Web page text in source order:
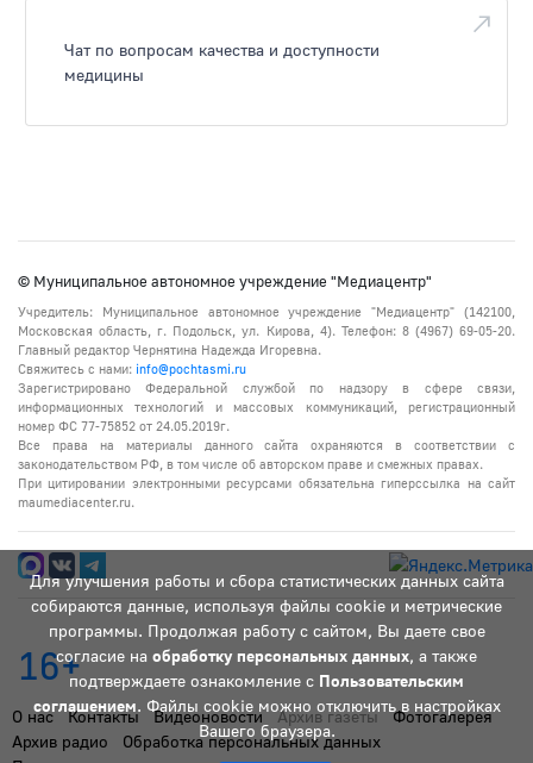
Чат по вопросам качества и доступности
медицины
Для улучшения работы и сбора статистических данных сайта
собираются данные, используя файлы cookie и метрические
программы. Продолжая работу с сайтом, Вы даете свое
согласие на обработку персональных данных, а также
подтверждаете ознакомление с Пользовательским
соглашением. Файлы cookie можно отключить в настройках
Вашего браузера.
© Муниципальное автономное учреждение "Медиацентр"
Учредитель: Муниципальное автономное учреждение "Медиацентр" (142100,
Московская область, г. Подольск, ул. Кирова, 4). Телефон: 8 (4967) 69-05-20.
Главный редактор Чернятина Надежда Игоревна.
Свяжитесь с нами: info@pochtasmi.ru
Зарегистрировано Федеральной службой по надзору в сфере связи,
информационных технологий и массовых коммуникаций, регистрационный
номер ФС 77-75852 от 24.05.2019г.
Все права на материалы данного сайта охраняются в соответствии с
законодательством РФ, в том числе об авторском праве и смежных правах.
При цитировании электронными ресурсами обязательна гиперссылка на сайт
maumediacenter.ru.
16+
О нас Контакты Видеоновости Архив газеты
Фотогалерея
Архив радио
Обработка персональных данных